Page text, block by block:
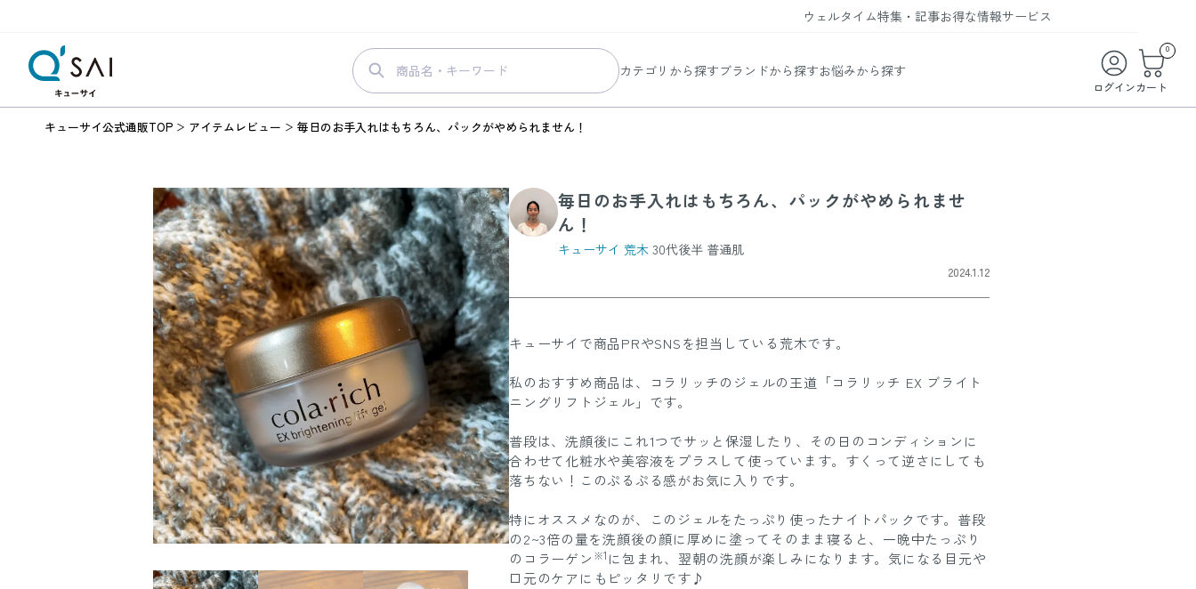
ログイン
0
カート
ウェルタイム
ビューティータイム
ヘルスケアタイム
特集・記事
WELMAG
お得な情報
WEB限定/期間限定キャンペーン
まとめ買い商品
サービス
メンバーシッププログラム
LINEお友達登録
ご利用ガイド
カテゴリから探す
ヘルスケア
すべての商品
ブランドから探す
BIONIA
お悩みから探す
キューサイ公式通販TOP アイテムレビュー 毎日のお手入れはもちろん、パックがやめられません！
毎日のお手入れはもちろん、パックがやめられませ
ん！
キューサイ 荒木 30代後半 普通肌
2024.1.12
キューサイで商品PRやSNSを担当している荒木です。
私のおすすめ商品は、コラリッチのジェルの王道「コラリッチ EX ブライト
ニングリフトジェル」です。
普段は、洗顔後にこれ1つでサッと保湿したり、その日のコンディションに
合わせて化粧水や美容液をプラスして使っています。すくって逆さにしても
落ちない！このぷるぷる感がお気に入りです。
特にオススメなのが、このジェルをたっぷり使ったナイトパックです。普段
の2~3倍の量を洗顔後の顔に厚めに塗ってそのまま寝ると、一晩中たっぷり
のコラーゲン ※1 に包まれ、翌朝の洗顔が楽しみになります。気になる目元や
口元のケアにもピッタリです♪